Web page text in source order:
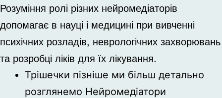
Розуміння ролі різних нейромедіаторів
допомагає в науці і медицині при вивченні
психічних розладів, неврологічних захворювань
та розробці ліків для їх лікування.
Трішечки пізніше ми більш детально
розглянемо Нейромедіатори